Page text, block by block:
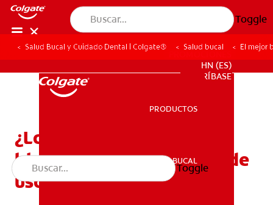
Toggle
SALUD BUCAL
HN (ES)
SUSCRÍBASE
PRODUCTOS
SALUD BUCAL
Toggle
Salud Bucal y Cuidado Dental | Colgate® Salud bucal El mejor
¿Los mejores
blanqueadores dentales de
uso doméstico?